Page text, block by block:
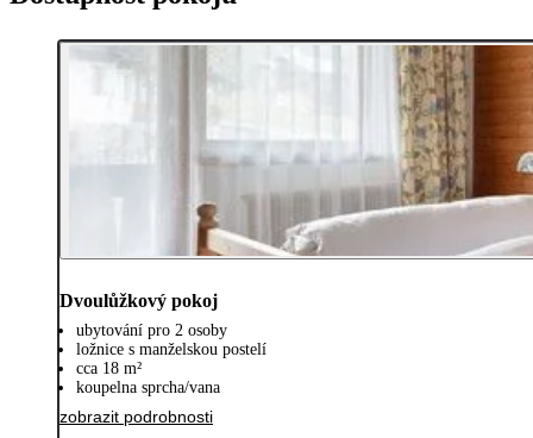
Dvoulůžkový pokoj
ubytování pro 2 osoby
ložnice s manželskou postelí
cca 18 m²
koupelna sprcha/vana
zobrazit podrobnosti